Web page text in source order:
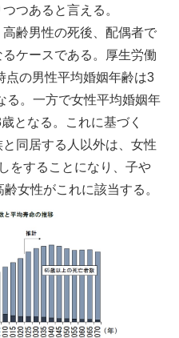
つあると言える。
齢男性の死後、配偶者で
ケースである。厚生労働
点の男性平均婚姻年齢は3
る。一方で女性平均婚姻年
となる。これに基づく
同居する人以外は、女性
をすることになり、子や
女性がこれに該当する。